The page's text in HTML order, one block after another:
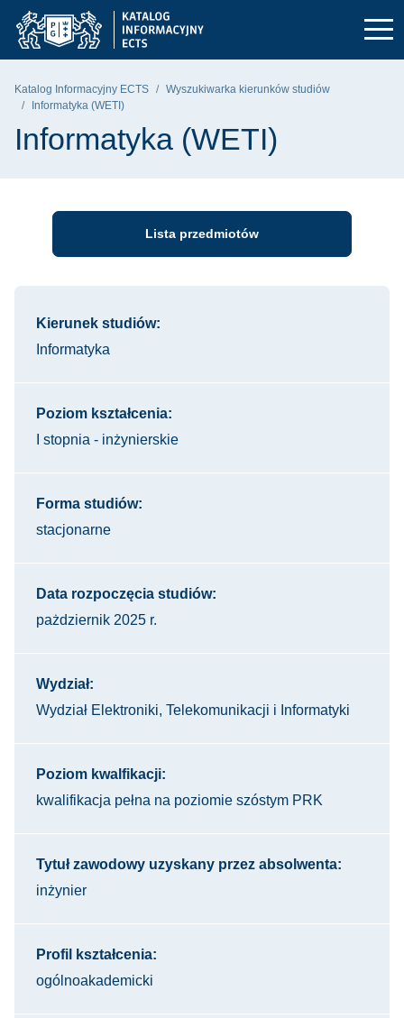
Przejdź do głównego menu
Przejdź do nawigacji
Przejdź do treści
Politechnika Gdańska - strona główna
Katalog Informacyjny ECTS
Wyszukiwarka kierunków studiów
Informatyka (WETI)
Informatyka (WETI)
Lista przedmiotów
Kierunek studiów:
Informatyka
Poziom kształcenia:
I stopnia - inżynierskie
Forma studiów:
stacjonarne
Data rozpoczęcia studiów:
pażdziernik 2025 r.
Wydział:
Wydział Elektroniki, Telekomunikacji i Informatyki
Poziom kwalfikacji:
kwalifikacja pełna na poziomie szóstym PRK
Tytuł zawodowy uzyskany przez absolwenta:
inżynier
Profil kształcenia:
ogólnoakademicki